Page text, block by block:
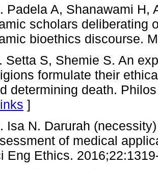
Padela A, Shanawami H,
scholars deliberating
bioethics discourse.
Setta S, Shemie S. An
formulate their
determining death.
]
Isa N. Darurah
of medical
Eng Ethics.